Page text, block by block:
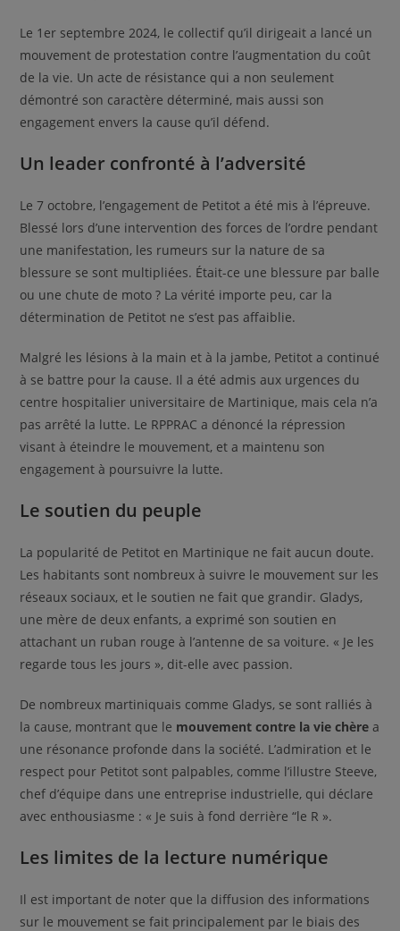
Le 1er septembre 2024, le collectif qu’il dirigeait a lancé un
mouvement de protestation contre l’augmentation du coût
de la vie. Un acte de résistance qui a non seulement
démontré son caractère déterminé, mais aussi son
engagement envers la cause qu’il défend.
Un leader confronté à l’adversité
Le 7 octobre, l’engagement de Petitot a été mis à l’épreuve.
Blessé lors d’une intervention des forces de l’ordre pendant
une manifestation, les rumeurs sur la nature de sa
blessure se sont multipliées. Était-ce une blessure par balle
ou une chute de moto ? La vérité importe peu, car la
détermination de Petitot ne s’est pas affaiblie.
Malgré les lésions à la main et à la jambe, Petitot a continué
à se battre pour la cause. Il a été admis aux urgences du
centre hospitalier universitaire de Martinique, mais cela n’a
pas arrêté la lutte. Le RPPRAC a dénoncé la répression
visant à éteindre le mouvement, et a maintenu son
engagement à poursuivre la lutte.
Le soutien du peuple
La popularité de Petitot en Martinique ne fait aucun doute.
Les habitants sont nombreux à suivre le mouvement sur les
réseaux sociaux, et le soutien ne fait que grandir. Gladys,
une mère de deux enfants, a exprimé son soutien en
attachant un ruban rouge à l’antenne de sa voiture. « Je les
regarde tous les jours », dit-elle avec passion.
De nombreux martiniquais comme Gladys, se sont ralliés à
la cause, montrant que le mouvement contre la vie chère a
une résonance profonde dans la société. L’admiration et le
respect pour Petitot sont palpables, comme l’illustre Steeve,
chef d’équipe dans une entreprise industrielle, qui déclare
avec enthousiasme : « Je suis à fond derrière “le R ».
Les limites de la lecture numérique
Il est important de noter que la diffusion des informations
sur le mouvement se fait principalement par le biais des